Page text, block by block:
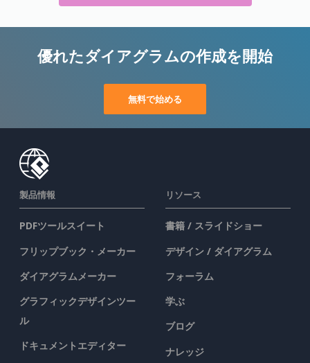
優れたダイアグラムの作成を開始
無料で始める
製品情報
PDFツールスイート
フリップブック・メーカー
ダイアグラムメーカー
グラフィックデザインツー
ル
ドキュメントエディター
リソース
書籍 / スライドショー
デザイン / ダイアグラム
フォーラム
学ぶ
ブログ
ナレッジ